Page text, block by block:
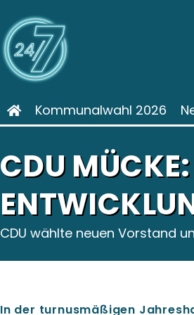
Kommunalwahl 2026
CDU
CDU wählte neuen Vorstand
In der turnusmäßigen